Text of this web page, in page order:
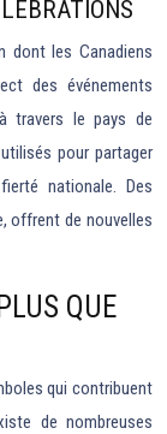
dont les Canadiens
des événements
travers le pays de
pour partager
nationale. Des
offrent de nouvelles
QUE
qui contribuent
de nombreuses